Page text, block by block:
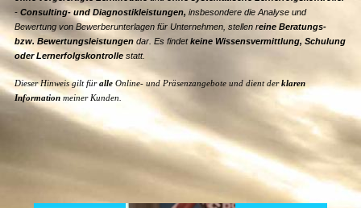
- Consulting- und Diagnostikleistungen, insbesondere die Analyse und
Bewertung von Bewerberunterlagen für Unternehmen, stellen reine Beratungs-
bzw. Bewertungsleistungendar. Es findetkeine Wissensvermittlung, Schulung
oder Lernerfolgskontrolle statt.
Dieser Hinweis gilt füralleOnline- und Präsenzangebote und dient derklaren
Informationmeiner Kunden.